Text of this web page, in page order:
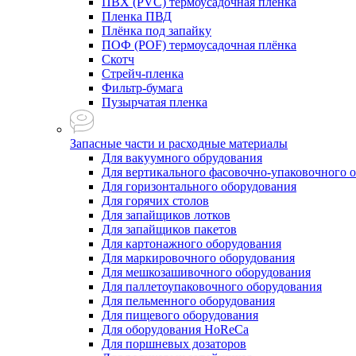
Пленка ПВД
Плёнка под запайку
ПОФ (POF) термоусадочная плёнка
Скотч
Стрейч-пленка
Фильтр-бумага
Пузырчатая пленка
Запасные части и расходные материалы
Для вакуумного обрудования
Для вертикального фасовочно-упаковочного
Для горизонтального оборудования
Для горячих столов
Для запайщиков лотков
Для запайщиков пакетов
Для картонажного оборудования
Для маркировочного оборудования
Для мешкозашивочного оборудования
Для паллетоупаковочного оборудования
Для пельменного оборудования
Для пищевого оборудования
Для оборудования HoReCa
Для поршневых дозаторов